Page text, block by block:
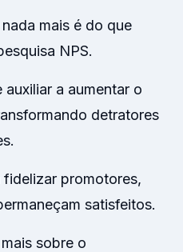
mais é do que
NPS.
a aumentar o
detratores
promotores,
satisfeitos.
sobre o